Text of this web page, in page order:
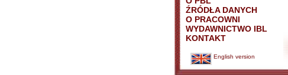
ŹRÓDŁA DANYCH
O PRACOWNI
WYDAWNICTWO IBL
KONTAKT
English version